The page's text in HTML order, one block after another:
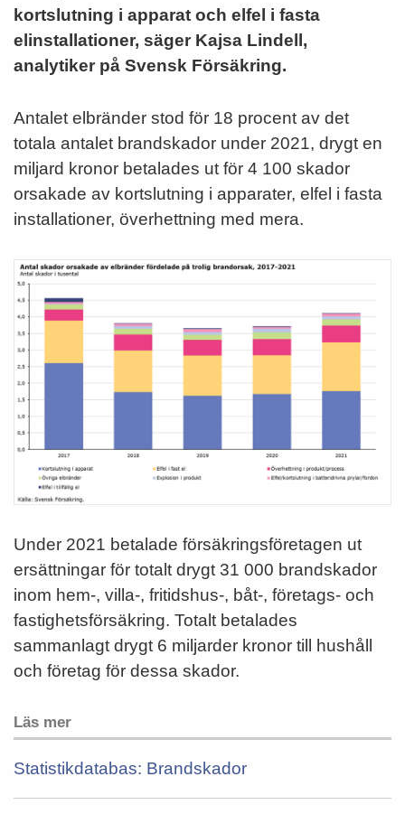
kortslutning i apparat och elfel i fasta
elinstallationer, säger Kajsa Lindell,
analytiker på Svensk Försäkring.
Antalet elbränder stod för 18 procent av det
totala antalet brandskador under 2021, drygt en
miljard kronor betalades ut för 4 100 skador
orsakade av kortslutning i apparater, elfel i fasta
installationer, överhettning med mera.
Under 2021 betalade försäkringsföretagen ut
ersättningar för totalt drygt 31 000 brandskador
inom hem-, villa-, fritidshus-, båt-, företags- och
fastighetsförsäkring. Totalt betalades
sammanlagt drygt 6 miljarder kronor till hushåll
och företag för dessa skador.
Läs mer
Statistikdatabas: Brandskador